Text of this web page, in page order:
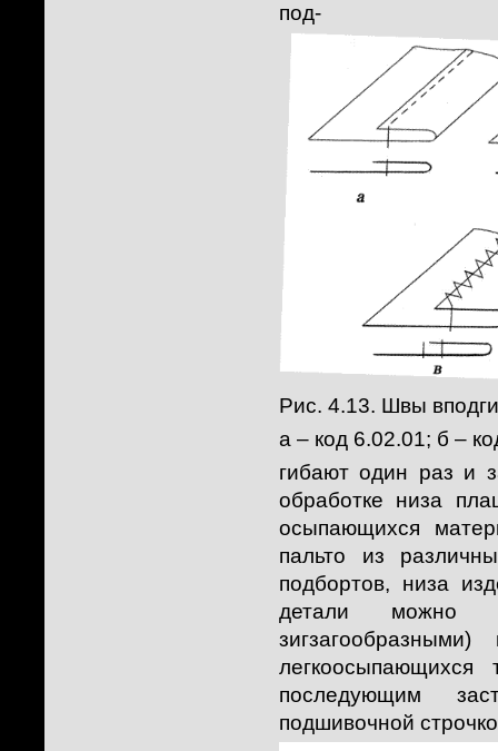
под-
Рис. 4.13. Швы
а – код 6.02.01; б –
гибают один раз и
обработке низа
осыпающихся
пальто из
подбортов, низа
детали можно
последующим
подшивочной